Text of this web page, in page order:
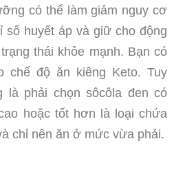
có thể làm giảm nguy cơ
số huyết áp và giữ cho động
thái khỏe mạnh. Bạn có
chế độ ăn kiêng Keto. Tuy
là phải chọn sôcôla đen có
hoặc tốt hơn là loại chứa
chỉ nên ăn ở mức vừa phải.